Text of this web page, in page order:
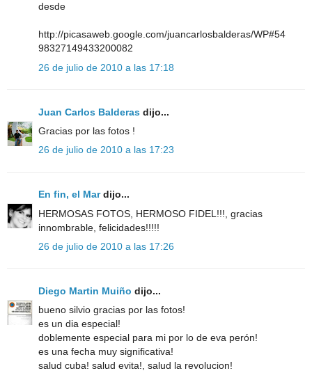
desde
http://picasaweb.google.com/juancarlosbalderas/WP#54
98327149433200082
26 de julio de 2010 a las 17:18
Juan Carlos Balderas dijo...
Gracias por las fotos !
26 de julio de 2010 a las 17:23
En fin, el Mardijo...
HERMOSAS FOTOS, HERMOSO FIDEL!!!, gracias
innombrable, felicidades!!!!!
26 de julio de 2010 a las 17:26
Diego Martin Muiño dijo...
bueno silvio gracias por las fotos!
es un dia especial!
doblemente especial para mi por lo de eva perón!
es una fecha muy significativa!
salud cuba! salud evita!, salud la revolucion!